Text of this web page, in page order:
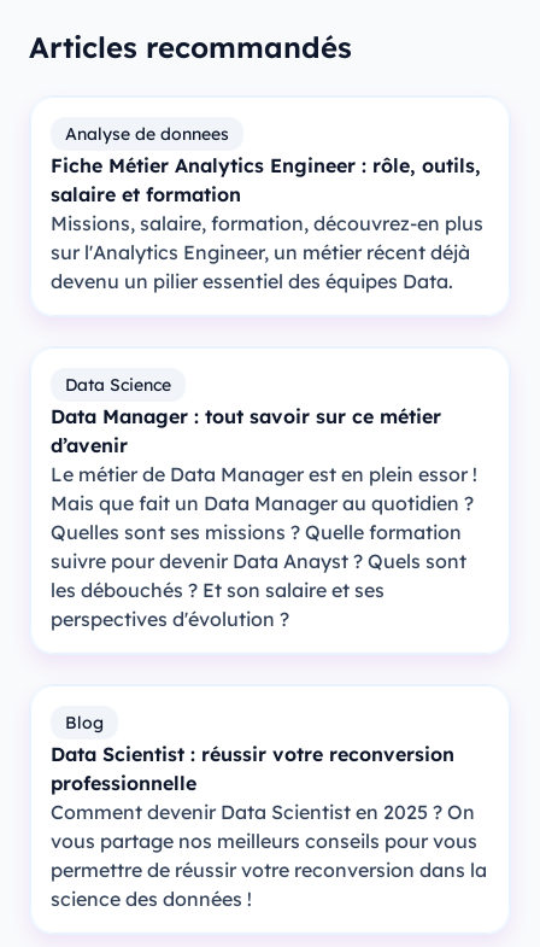
Articles recommandés
Analyse de donnees
Fiche Métier Analytics Engineer : rôle, outils,
salaire et formation
Missions, salaire, formation, découvrez-en plus
sur l'Analytics Engineer, un métier récent déjà
devenu un pilier essentiel des équipes Data.
Data Science
Data Manager : tout savoir sur ce métier
d’avenir
Le métier de Data Manager est en plein essor !
Mais que fait un Data Manager au quotidien ?
Quelles sont ses missions ? Quelle formation
suivre pour devenir Data Anayst ? Quels sont
les débouchés ? Et son salaire et ses
perspectives d'évolution ?
Blog
Data Scientist : réussir votre reconversion
professionnelle
Comment devenir Data Scientist en 2025 ? On
vous partage nos meilleurs conseils pour vous
permettre de réussir votre reconversion dans la
science des données !